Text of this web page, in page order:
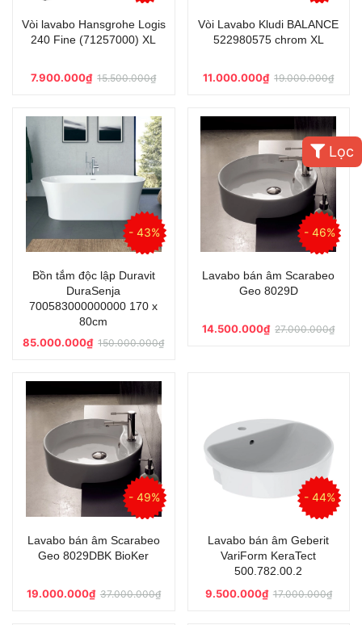
Vòi lavabo Hansgrohe Logis
240 Fine (71257000) XL
7.900.000₫15.500.000₫
Vòi Lavabo Kludi BALANCE
522980575 chrom XL
11.000.000₫19.000.000₫
- 43%
Bồn tắm độc lập Duravit
DuraSenja
700583000000000 170 x
80cm
85.000.000₫150.000.000₫
- 46%
Lavabo bán âm Scarabeo
Geo 8029D
14.500.000₫27.000.000₫
- 49%
Lavabo bán âm Scarabeo
Geo 8029DBK BioKer
19.000.000₫ 37.000.000₫
- 44%
Lavabo bán âm Geberit
VariForm KeraTect
500.782.00.2
9.500.000₫ 17.000.000₫
Lọc